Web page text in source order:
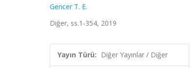
Gencer T. E.
Diğer, ss.1-354, 2019
Yayın Türü: Diğer Yayınlar / Diğer